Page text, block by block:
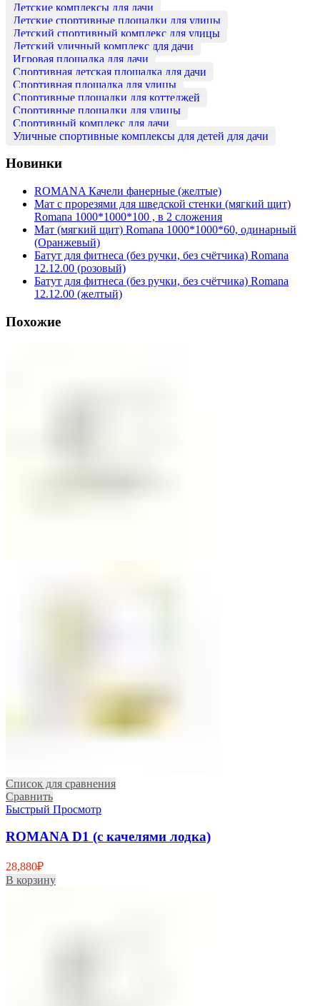
Детские комплексы для дачи
Детские спортивные площадки для улицы
Детский спортивный комплекс для улицы
Детский уличный комплекс для дачи
Игровая площадка для дачи
Спортивная детская площадка для дачи
Спортивная площадка для улицы
Спортивные площадки для коттеджей
Спортивные площадки для улицы
Спортивный комплекс для дачи
Уличные спортивные комплексы для детей для дачи
Новинки
ROMANA Качели фанерные (желтые)
Мат с прорезями для шведской стенки (мягкий щит)
Romana 1000*1000*100 , в 2 сложения
Мат (мягкий щит) Romana 1000*1000*60, одинарный
(Оранжевый)
Батут для фитнеса (без ручки, без счётчика) Romana
12.12.00 (розовый)
Батут для фитнеса (без ручки, без счётчика) Romana
12.12.00 (желтый)
Похожие
Список для сравнения
Сравнить
Быстрый Просмотр
ROMANA D1 (с качелями лодка)
28,880₽
В корзину